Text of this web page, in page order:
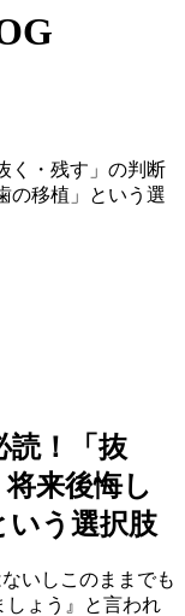
く・残す」の判断
の移植」という選
読！「抜
来後悔し
いう選択肢
いしこのままでも
しょう』と言われ